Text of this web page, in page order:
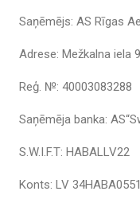
Saņēmējs: AS Rīgas
Adrese: Mežkalna iela
Reģ. №: 40003083288
Saņēmēja banka:
S.W.I.F.T: HABALLV22
Konts: LV